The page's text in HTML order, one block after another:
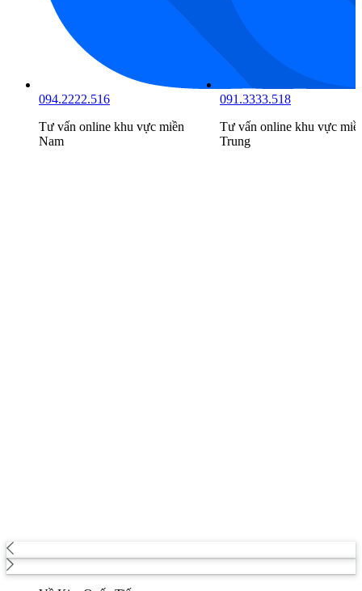
miền
091.3333.518
Tư vấn online khu vực
miền
098.6666.519
Tư vấn online khu